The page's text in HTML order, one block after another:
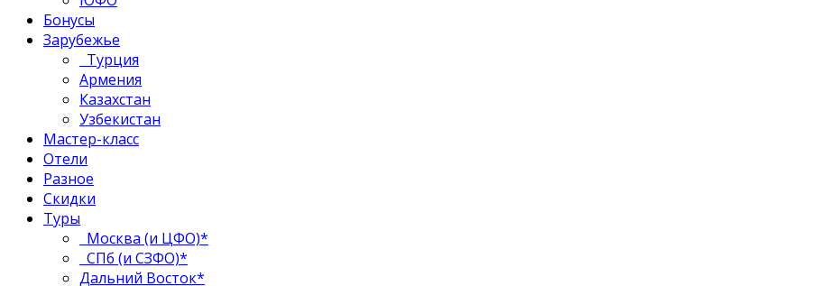
Бонусы
Зарубежье
Турция
Армения
Казахстан
Узбекистан
Мастер-класс
Отели
Разное
Скидки
Туры
Москва (и ЦФО)*
СПб (и СЗФО)*
Дальний Восток*